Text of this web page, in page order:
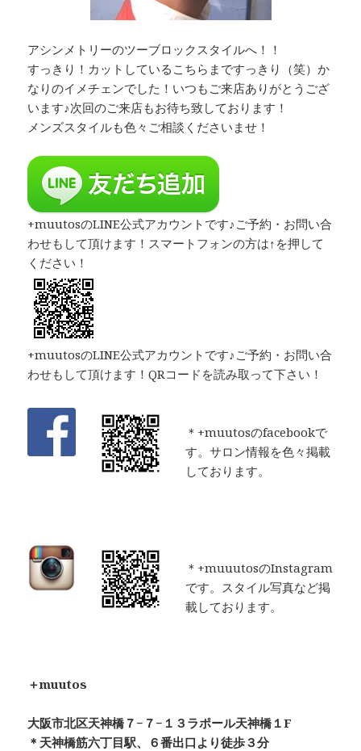
アシンメトリーのツーブロックスタイルへ！！
すっきり！カットしているこちらまですっきり（笑）か
なりのイメチェンでした！いつもご来店ありがとうござ
います♪次回のご来店もお待ち致しております！
メンズスタイルも色々ご相談くださいませ！
+muutosのLINE公式アカウントです♪ご予約・お問い合
わせもして頂けます！スマートフォンの方は↑を押して
ください！
+muutosのLINE公式アカウントです♪ご予約・お問い合
わせもして頂けます！QRコードを読み取って下さい！
＊+muutosのfacebookで
す。サロン情報を色々掲載
しております。
＊+muuutosのInstagram
です。スタイル写真など掲
載しております。
＋muutos
大阪市北区天神橋７−７−１３ラポール天神橋１F
＊天神橋筋六丁目駅、６番出口より徒歩３分